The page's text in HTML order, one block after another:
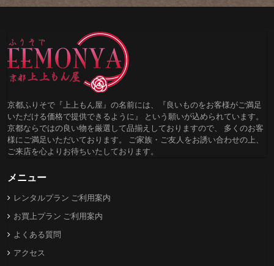
京都ふりそで『上上もん屋』の名前には、『良いものをお客様がご満足
いただける価格で提供できるように』 という願いが込められています。
京都ならではの良い物を厳選して品揃えしておりますので、 多くのお客
様にご満足いただいております。 ご家族・ご友人をお誘い合わせの上、
ご来店を心よりお待ちいたしております。
メニュー
レンタルプラン ご利用案内
お買上プラン ご利用案内
よくある質問
アクセス